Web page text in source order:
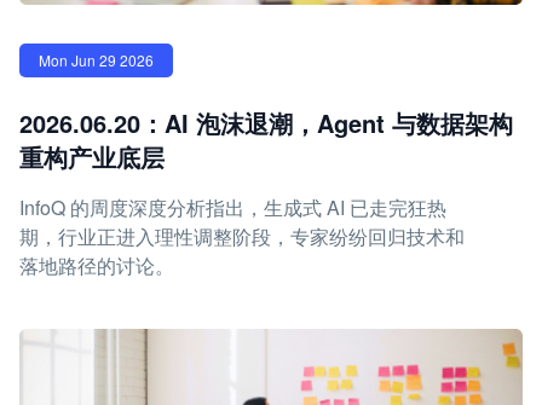
Mon Jun 29 2026
2026.06.20：AI 泡沫退潮，Agent 与数据架构
重构产业底层
InfoQ 的周度深度分析指出，生成式 AI 已走完狂热
期，行业正进入理性调整阶段，专家纷纷回归技术和
落地路径的讨论。